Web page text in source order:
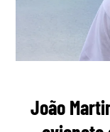
João